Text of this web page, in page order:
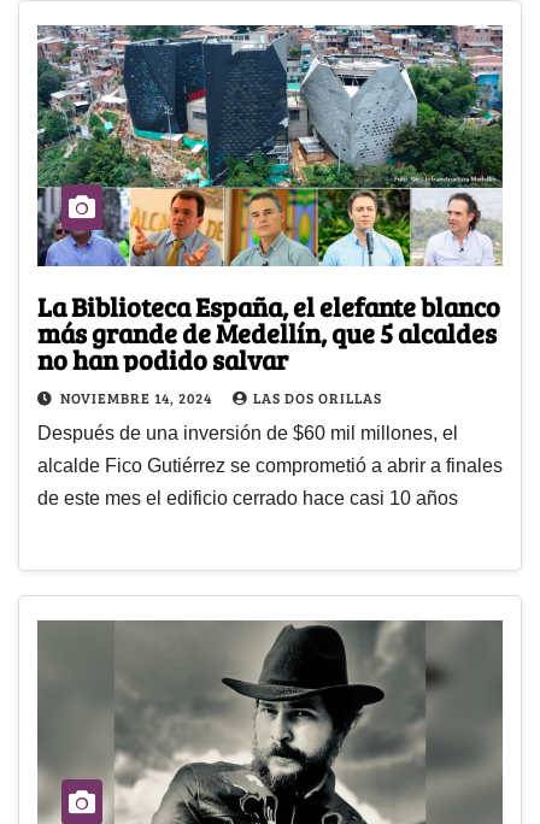
La Biblioteca España, el elefante blanco
más grande de Medellín, que 5 alcaldes
no han podido salvar
NOVIEMBRE 14, 2024 LAS DOS ORILLAS
Después de una inversión de $60 mil millones, el
alcalde Fico Gutiérrez se comprometió a abrir a finales
de este mes el edificio cerrado hace casi 10 años